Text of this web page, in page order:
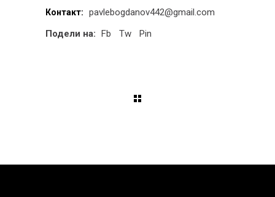
Контакт:
pavlebogdanov442@gmail.com
Подели на: Fb Tw Pin